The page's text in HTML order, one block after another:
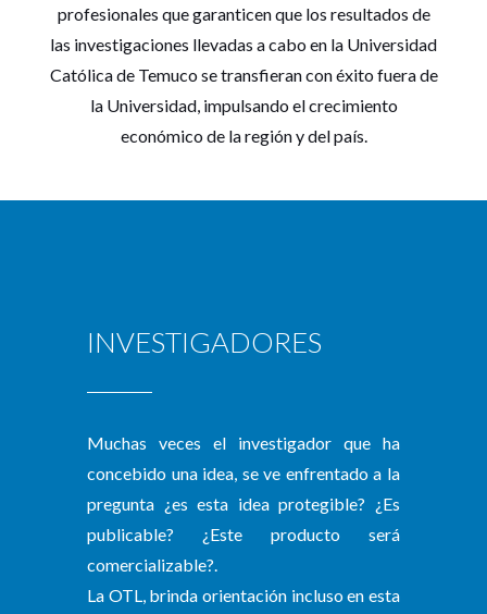
profesionales que garanticen que los resultados de
las investigaciones llevadas a cabo en la Universidad
Católica de Temuco se transfieran con éxito fuera de
la Universidad, impulsando el crecimiento
económico de la región y del país.
INVESTIGADORES
Muchas veces el investigador que ha
concebido una idea, se ve enfrentado a la
pregunta ¿es esta idea protegible? ¿Es
publicable? ¿Este producto será
comercializable?.
La OTL, brinda orientación incluso en esta